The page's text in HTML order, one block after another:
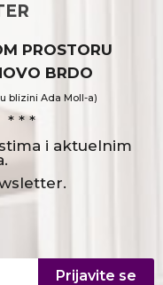
PROSTORU
BRDO
blizini Ada Moll-a)
*
i aktuelnim
Prijavite se